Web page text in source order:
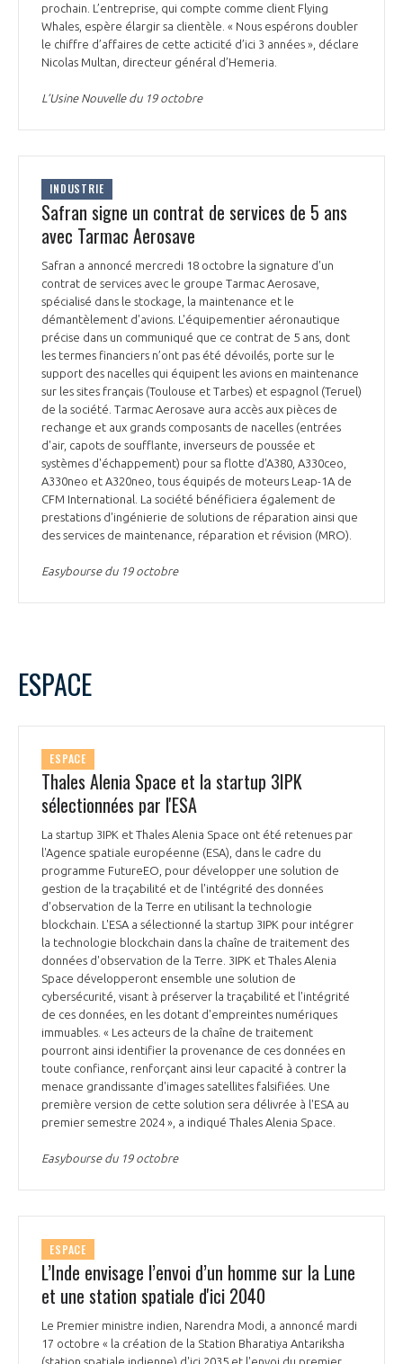
EMPLOI & FORMATION
INNOVATION
INTERNATIONALISATION
DOCUMENTS & BROCHURES
prochain. L’entreprise, qui compte comme client Flying
Whales, espère élargir sa clientèle. « Nous espérons doubler
le chiffre d’affaires de cette acticité d’ici 3 années », déclare
Nicolas Multan, directeur général d’Hemeria.
L’Usine Nouvelle du 19 octobre
INDUSTRIE
Safran signe un contrat de services de 5 ans
avec Tarmac Aerosave
Safran a annoncé mercredi 18 octobre la signature d'un
contrat de services avec le groupe Tarmac Aerosave,
spécialisé dans le stockage, la maintenance et le
démantèlement d'avions. L'équipementier aéronautique
précise dans un communiqué que ce contrat de 5 ans, dont
les termes financiers n’ont pas été dévoilés, porte sur le
support des nacelles qui équipent les avions en maintenance
sur les sites français (Toulouse et Tarbes) et espagnol (Teruel)
de la société. Tarmac Aerosave aura accès aux pièces de
rechange et aux grands composants de nacelles (entrées
d'air, capots de soufflante, inverseurs de poussée et
systèmes d'échappement) pour sa flotte d'A380, A330ceo,
A330neo et A320neo, tous équipés de moteurs Leap-1A de
CFM International. La société bénéficiera également de
prestations d'ingénierie de solutions de réparation ainsi que
des services de maintenance, réparation et révision (MRO).
Easybourse du 19 octobre
ESPACE
ESPACE
Thales Alenia Space et la startup 3IPK
sélectionnées par l'ESA
La startup 3IPK et Thales Alenia Space ont été retenues par
l'Agence spatiale européenne (ESA), dans le cadre du
programme FutureEO, pour développer une solution de
gestion de la traçabilité et de l'intégrité des données
d'observation de la Terre en utilisant la technologie
blockchain. L'ESA a sélectionné la startup 3IPK pour intégrer
la technologie blockchain dans la chaîne de traitement des
données d'observation de la Terre. 3IPK et Thales Alenia
Space développeront ensemble une solution de
cybersécurité, visant à préserver la traçabilité et l'intégrité
de ces données, en les dotant d'empreintes numériques
immuables. « Les acteurs de la chaîne de traitement
pourront ainsi identifier la provenance de ces données en
toute confiance, renforçant ainsi leur capacité à contrer la
menace grandissante d'images satellites falsifiées. Une
première version de cette solution sera délivrée à l'ESA au
premier semestre 2024 », a indiqué Thales Alenia Space.
Easybourse du 19 octobre
ESPACE
L’Inde envisage l’envoi d’un homme sur la Lune
et une station spatiale d'ici 2040
Le Premier ministre indien, Narendra Modi, a annoncé mardi
17 octobre « la création de la Station Bharatiya Antariksha
(station spatiale indienne) d'ici 2035 et l'envoi du premier